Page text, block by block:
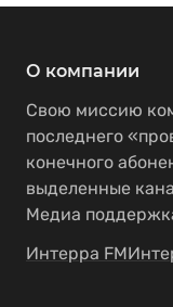
О компании
Свою миссию
последнего
конечного
выделенные
Медиа
Интерра FM